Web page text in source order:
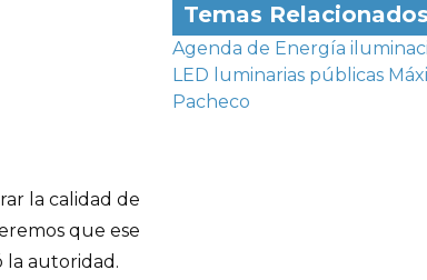
la calidad de
que ese
la autoridad.
Temas Relacionados
Agenda de Energía
LED luminarias públicas
Pacheco